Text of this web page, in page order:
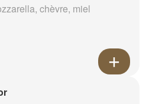
chèvre, miel